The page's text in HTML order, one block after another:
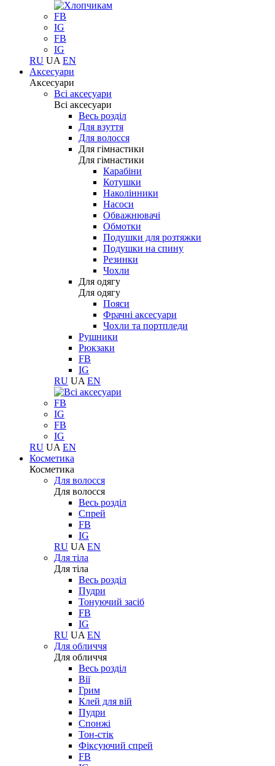
FB
IG
FB
IG
RU UA EN
Аксесуари
Аксесуари
Всі аксесуари
Всі аксесуари
Весь розділ
Для взуття
Для волосся
Для гімнастики
Для гімнастики
Карабіни
Котушки
Наколінники
Насоси
Обважнювачі
Обмотки
Подушки для розтяжки
Подушки на спину
Резинки
Чохли
Для одягу
Для одягу
Пояси
Фрачні аксесуари
Чохли та портпледи
Рушники
Рюкзаки
FB
IG
RU UA EN
FB
IG
FB
IG
RU UA EN
Косметика
Косметика
Для волосся
Для волосся
Весь розділ
Спрей
FB
IG
RU UA EN
Для тіла
Для тіла
Весь розділ
Пудри
Тонуючий засіб
FB
IG
RU UA EN
Для обличчя
Для обличчя
Весь розділ
Вії
Грим
Клей для вій
Пудри
Спонжі
Тон-стік
Фіксуючий спрей
FB